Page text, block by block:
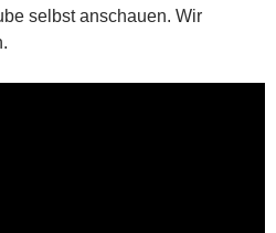
selbst anschauen. Wir